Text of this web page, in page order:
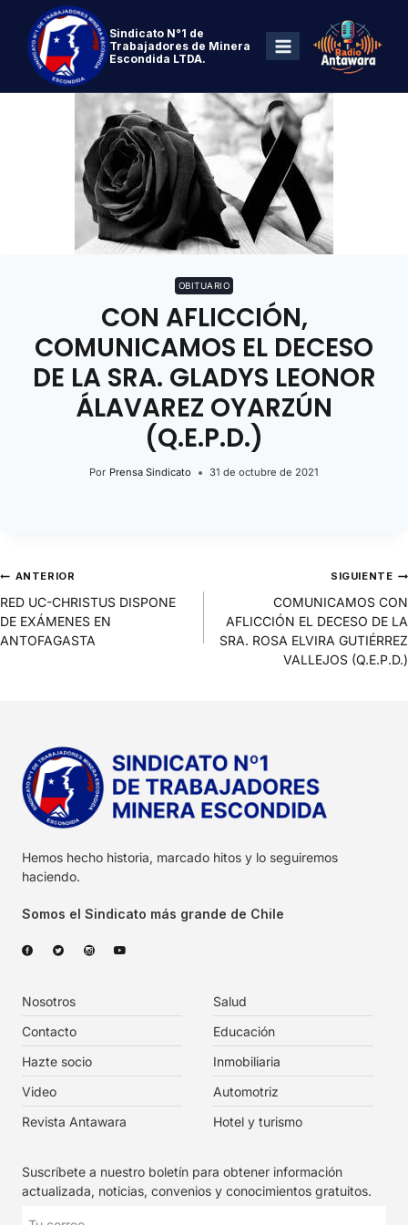
Sindicato N°1 de
Trabajadores de Minera
Escondida LTDA.
OBITUARIO
CON AFLICCIÓN,
COMUNICAMOS EL DECESO
DE LA SRA. GLADYS LEONOR
ÁLAVAREZ OYARZÚN
(Q.E.P.D.)
Por Prensa Sindicato 31 de octubre de 2021
ANTERIOR
RED UC-CHRISTUS DISPONE
DE EXÁMENES EN
ANTOFAGASTA
SIGUIENTE
COMUNICAMOS CON
AFLICCIÓN EL DECESO DE LA
SRA. ROSA ELVIRA GUTIÉRREZ
VALLEJOS (Q.E.P.D.)
Hemos hecho historia, marcado hitos y lo seguiremos
haciendo.
Somos el Sindicato más grande de Chile
Nosotros
Contacto
Hazte socio
Video
Revista Antawara
Salud
Educación
Inmobiliaria
Automotriz
Hotel y turismo
Suscríbete a nuestro boletín para obtener información
actualizada, noticias, convenios y conocimientos gratuitos.